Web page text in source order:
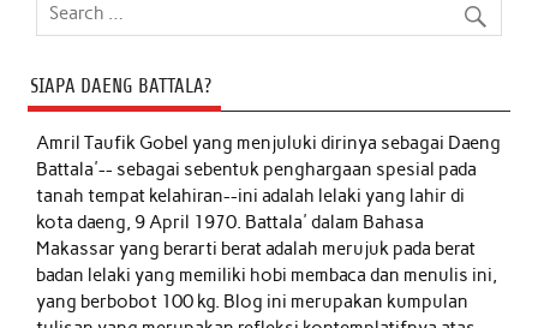
SIAPA DAENG BATTALA?
Amril Taufik Gobelyang menjuluki dirinya sebagai Daeng
Battala'-- sebagai sebentuk penghargaan spesial pada
tanah tempat kelahiran--ini adalah lelaki yang lahir di
kota daeng, 9 April 1970. Battala' dalam Bahasa
Makassar yang berarti berat adalah merujuk pada berat
badan lelaki yang memiliki hobi membaca dan menulis ini,
yang berbobot 100 kg. Blog ini merupakan kumpulan